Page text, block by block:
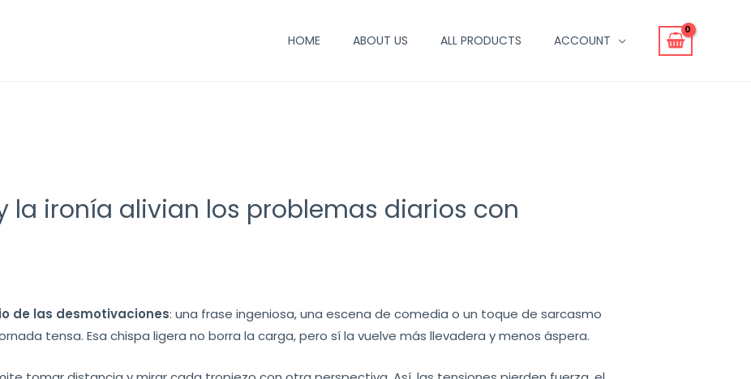
HOME ABOUT US ALL PRODUCTS ACCOUNT
la ironía alivian los problemas diarios con
de las desmotivaciones: una frase ingeniosa, una escena de comedia o un toque de sarcasmo
tensa. Esa chispa ligera no borra la carga, pero sí la vuelve más llevadera y menos áspera.